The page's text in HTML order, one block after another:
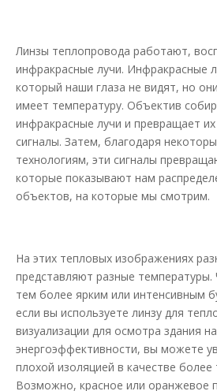
Линзы теплопровода работают,
инфракрасные лучи. Инфракрасные
который наши глаза не видят, но
имеет температуру. Объектив
инфракрасные лучи и превращает их
сигналы. Затем, благодаря
технологиям, эти сигналы
которые показывают нам
объектов, на которые мы смотрим.
На этих тепловых изображениях
представляют разные
тем более ярким или интенсивным
если вы используете линзу для
визуализации для осмотра здания
энергоэффективности, вы можете
плохой изоляцией в качестве более
Возможно, красное или оранжевое